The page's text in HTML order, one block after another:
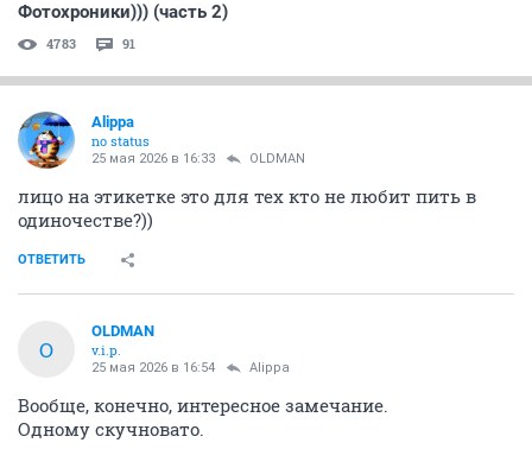
Фотохроники))) (часть 2)
4783 91
Alippa
no status
25 мая 2026 в 16:33 OLDMAN
лицо на этикетке это для тех кто не любит пить в
одиночестве?))
ОТВЕТИТЬ
O
OLDMAN
v.i.p.
25 мая 2026 в 16:54 Alippa
Вообще, конечно, интересное замечание.
Одному скучновато.